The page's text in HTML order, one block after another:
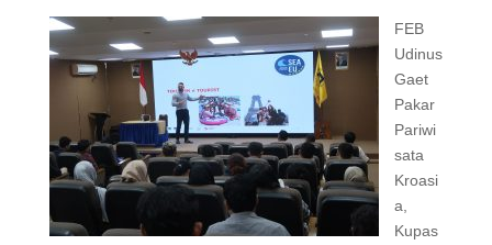
FEB
Udinus
Gaet
Pakar
Pariwi
sata
Kroasi
a,
Kupas